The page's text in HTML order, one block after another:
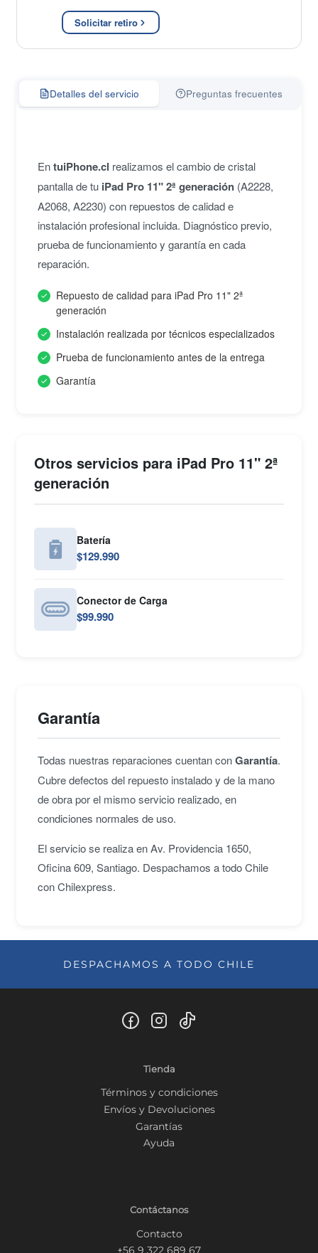
Solicitar retiro
Detalles del servicio Preguntas frecuentes
EntuiPhone.cl realizamos el cambio de cristal
pantalla de tu iPad Pro 11" 2ª generación(A2228,
A2068, A2230) con repuestos de calidad e
instalación profesional incluida. Diagnóstico previo,
prueba de funcionamiento y garantía en cada
reparación.
Repuesto de calidad para iPad Pro 11" 2ª
generación
Instalación realizada por técnicos especializados
Prueba de funcionamiento antes de la entrega
Garantía
Otros servicios para iPad Pro 11" 2ª
generación
Batería
$129.990
Conector de Carga
$99.990
Garantía
Todas nuestras reparaciones cuentan conGarantía.
Cubre defectos del repuesto instalado y de la mano
de obra por el mismo servicio realizado, en
condiciones normales de uso.
El servicio se realiza en Av. Providencia 1650,
Oficina 609, Santiago. Despachamos a todo Chile
con Chilexpress.
DESPACHAMOS A TODO CHILE
Tienda
Términos y condiciones
Envíos y Devoluciones
Garantías
Ayuda
Contáctanos
Contacto
+56 9 322 689 67